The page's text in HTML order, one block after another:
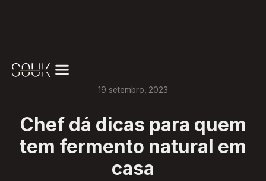
19 setembro 2023
Chef dá dicas para quem
tem fermento natural em
casa